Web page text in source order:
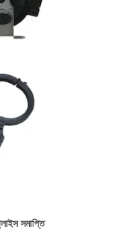
সমাপ্তি